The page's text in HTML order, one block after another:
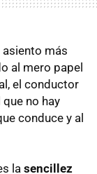
más
al mero papel
el conductor
no hay
conduce y al
lasencillez